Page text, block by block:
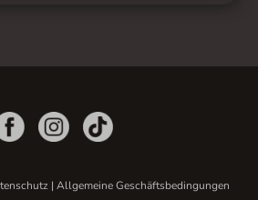
| Allgemeine Geschäftsbedingungen